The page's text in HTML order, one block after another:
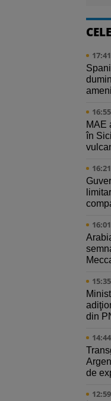
17:41
16:55
MAE
în
16:21
16:01
15:35
din
14:44
de
12:59